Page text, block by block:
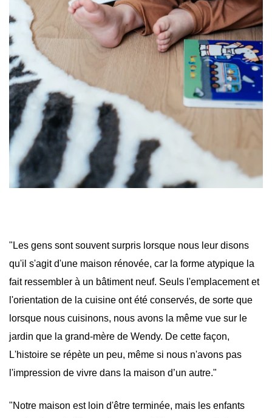
"Les gens sont souvent surpris lorsque nous leur disons
qu'il s'agit d'une maison rénovée, car la forme atypique la
fait ressembler à un bâtiment neuf. Seuls l'emplacement et
l'orientation de la cuisine ont été conservés, de sorte que
lorsque nous cuisinons, nous avons la même vue sur le
jardin que la grand-mère de Wendy. De cette façon,
L'histoire se répète un peu, même si nous n'avons pas
l'impression de vivre dans la maison d’un autre."
"Notre maison est loin d'être terminée, mais les enfants